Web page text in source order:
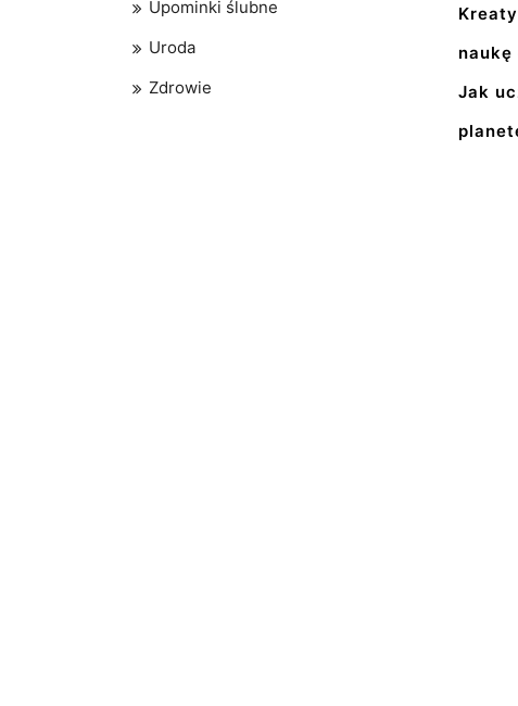
Upominki ślubne
Uroda
Zdrowie
Jak